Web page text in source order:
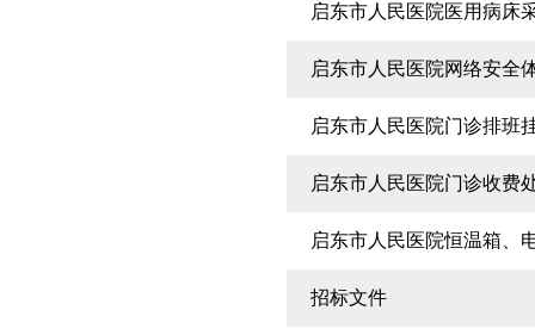
启东市人民医院医用病床
启东市人民医院网络安全
启东市人民医院门诊排班
启东市人民医院门诊收费
启东市人民医院恒温箱、
招标文件